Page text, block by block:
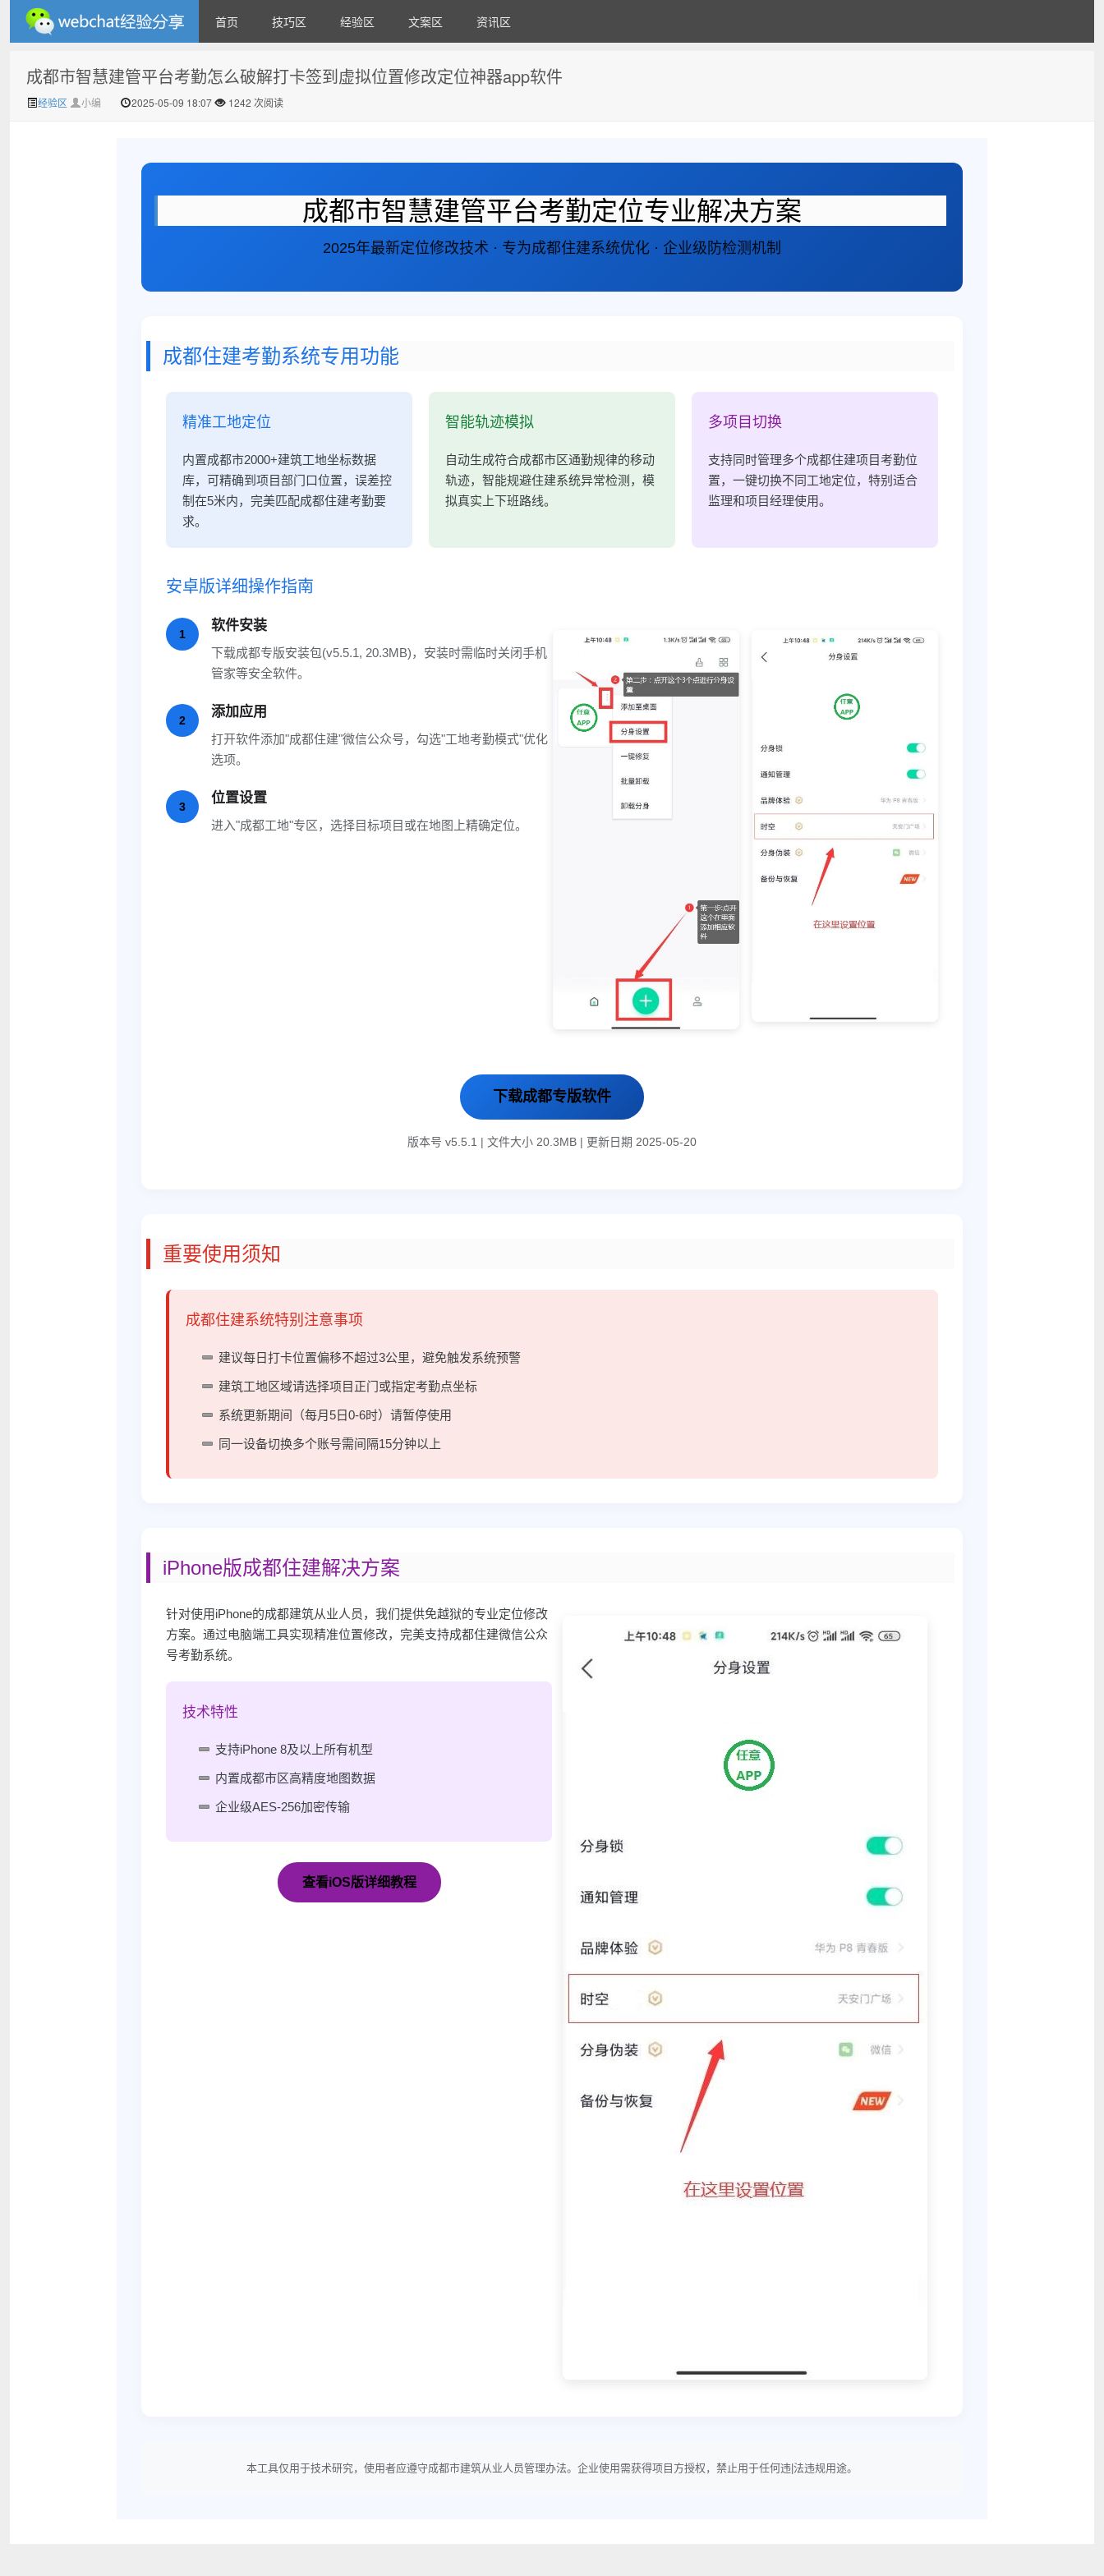
微信经验技巧分享网 - 2人共
首页 技巧区 经验区 文案区 资讯区
成都市智慧建管平台考勤怎么破解打卡签到虚拟位置修改定位神器app软件
经验区 小编 2025-05-09 18:07 1242 次阅读
成都市智慧建管平台考勤定位专业解决方案
2025年最新定位修改技术 · 专为成都住建系统优化 · 企业级防检测机制
成都住建考勤系统专用功能
精准工地定位
内置成都市2000+建筑工地坐标数据
库，可精确到项目部门口位置，误差控
制在5米内，完美匹配成都住建考勤要
求。
智能轨迹模拟
自动生成符合成都市区通勤规律的移动
轨迹，智能规避住建系统异常检测，模
拟真实上下班路线。
多项目切换
支持同时管理多个成都住建项目考勤位
置，一键切换不同工地定位，特别适合
监理和项目经理使用。
安卓版详细操作指南
1
软件安装
下载成都专版安装包(v5.5.1, 20.3MB)，安装时需临时关闭手机
管家等安全软件。
2
添加应用
打开软件添加"成都住建"微信公众号，勾选"工地考勤模式"优化
选项。
3
位置设置
进入"成都工地"专区，选择目标项目或在地图上精确定位。
下载成都专版软件
版本号 v5.5.1 | 文件大小 20.3MB | 更新日期 2025-05-20
重要使用须知
成都住建系统特别注意事项
建议每日打卡位置偏移不超过3公里，避免触发系统预警
建筑工地区域请选择项目正门或指定考勤点坐标
系统更新期间（每月5日0-6时）请暂停使用
同一设备切换多个账号需间隔15分钟以上
iPhone版成都住建解决方案
针对使用iPhone的成都建筑从业人员，我们提供免越狱的专业定位修改
方案。通过电脑端工具实现精准位置修改，完美支持成都住建微信公众
号考勤系统。
技术特性
支持iPhone 8及以上所有机型
内置成都市区高精度地图数据
企业级AES-256加密传输
查看iOS版详细教程
本工具仅用于技术研究，使用者应遵守成都市建筑从业人员管理办法。企业使用需获得项目方授权，禁止用于任何违|法违规用途。